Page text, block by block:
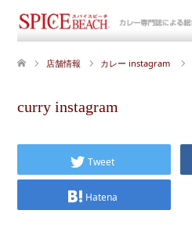
店舗情報 カレー instagram
curry instagram
Tweet
Hatena